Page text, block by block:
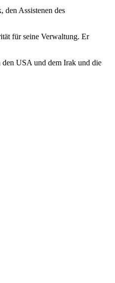
den Assistenen des
für seine Verwaltung. Er
USA und dem Irak und die